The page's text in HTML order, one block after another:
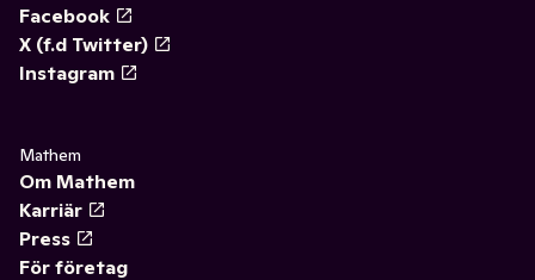
Facebook
X (f.d Twitter)
Instagram
Mathem
Om Mathem
Karriär
Press
För företag